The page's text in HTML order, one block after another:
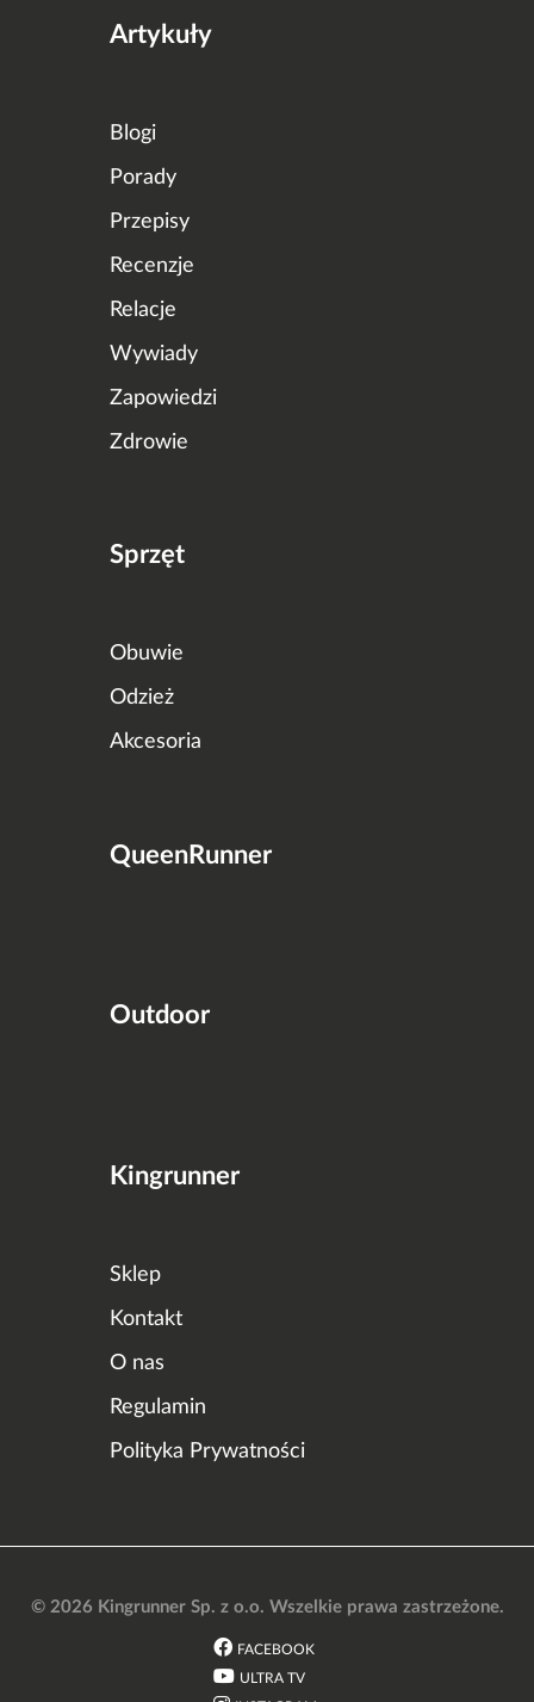
Artykuły
Blogi
Porady
Przepisy
Recenzje
Relacje
Wywiady
Zapowiedzi
Zdrowie
Sprzęt
Obuwie
Odzież
Akcesoria
QueenRunner
Outdoor
Kingrunner
Sklep
Kontakt
O nas
Regulamin
Polityka Prywatności
© 2026 Kingrunner Sp. z o.o. Wszelkie prawa zastrzeżone.
FACEBOOK
ULTRA TV